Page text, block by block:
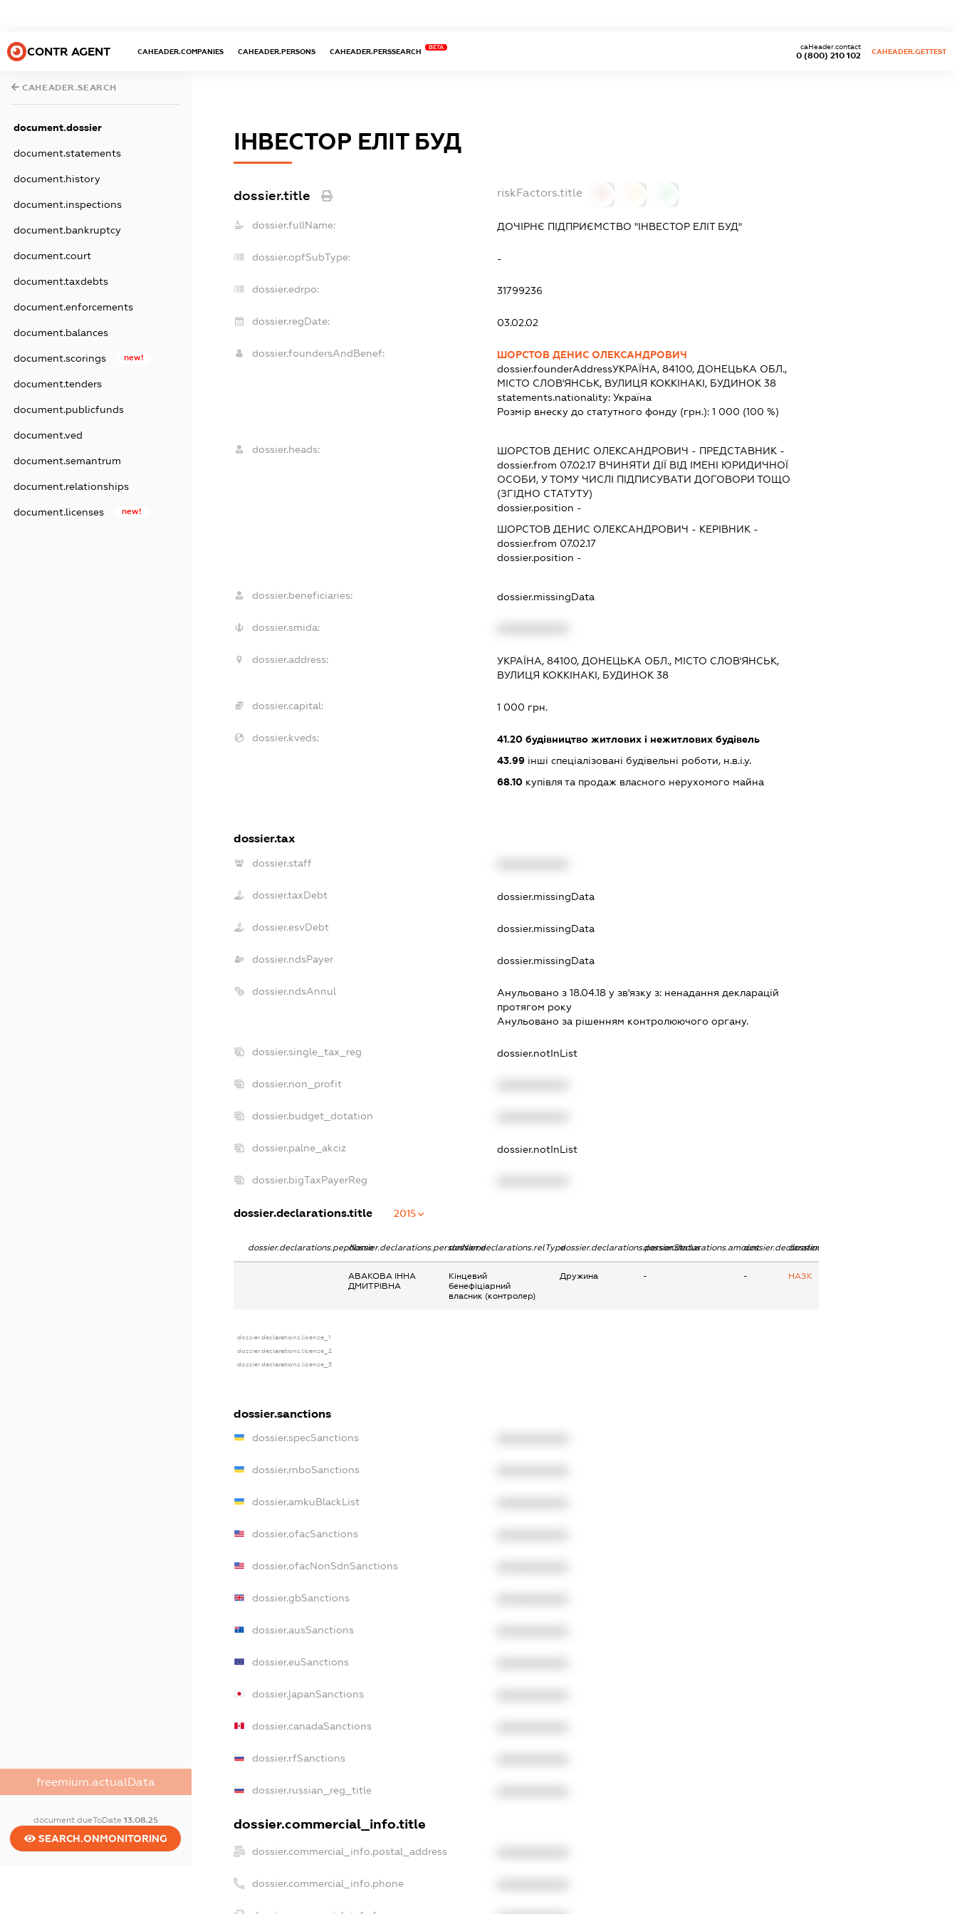
CONTR AGENT CAHEADER.COMPANIES CAHEADER.PERSONS CAHEADER.PERSSEARCH
BETA
0 (800) 210 102
caHeader.contact
CAHEADER.GETTEST
CAHEADER.SEARCH
document.dossier
document.statements
document.history
document.inspections
document.bankruptcy
document.court
document.taxdebts
document.enforcements
document.balances
document.scorings new!
document.tenders
document.publicfunds
document.ved
document.semantrum
document.relationships
document.licenses new!
freemium.actualData
document.dueToDate 13.08.25
SEARCH.ONMONITORING
ІНВЕСТОР ЕЛІТ БУД
dossier.title riskFactors.title
dossier.fullName: ДОЧІРНЄ ПІДПРИЄМСТВО "ІНВЕСТОР ЕЛІТ БУД"
dossier.opfSubType: -
dossier.edrpo: 31799236
dossier.regDate: 03.02.02
dossier.foundersAndBenef:
ШОРСТОВ ДЕНИС ОЛЕКСАНДРОВИЧ
dossier.founderAddressУКРАЇНА, 84100, ДОНЕЦЬКА ОБЛ.,
МІСТО СЛОВ'ЯНСЬК, ВУЛИЦЯ КОККІНАКІ, БУДИНОК 38
statements.nationality:Україна
Розмір внеску до статутного фонду (грн.):1 000 (100 %)
dossier.heads: ШОРСТОВ ДЕНИС ОЛЕКСАНДРОВИЧ - ПРЕДСТАВНИК -
dossier.from 07.02.17 ВЧИНЯТИ ДІЇ ВІД ІМЕНІ ЮРИДИЧНОЇ
ОСОБИ, У ТОМУ ЧИСЛІ ПІДПИСУВАТИ ДОГОВОРИ ТОЩО
(ЗГІДНО СТАТУТУ)
dossier.position -
ШОРСТОВ ДЕНИС ОЛЕКСАНДРОВИЧ - КЕРІВНИК -
dossier.from 07.02.17
dossier.position -
dossier.beneficiaries: dossier.missingData
dossier.smida:
dossier.address:
УКРАЇНА, 84100, ДОНЕЦЬКА ОБЛ., МІСТО СЛОВ'ЯНСЬК,
ВУЛИЦЯ КОККІНАКІ, БУДИНОК 38
dossier.capital: 1 000 грн.
dossier.kveds: 41.20 будівництво житлових і нежитлових будівель
43.99 інші спеціалізовані будівельні роботи, н.в.і.у.
68.10 купівля та продаж власного нерухомого майна
dossier.tax
dossier.staff
dossier.taxDebt dossier.missingData
dossier.esvDebt dossier.missingData
dossier.ndsPayer dossier.missingData
dossier.ndsAnnul Анульовано з 18.04.18 у зв'язку з: ненадання декларацiй
протягом року
Анульовано за рiшенням контролюючого органу.
dossier.single_tax_reg dossier.notInList
dossier.non_profit
dossier.budget_dotation
dossier.palne_akciz dossier.notInList
dossier.bigTaxPayerReg
dossier.declarations.title 2015
dossier.declarations.pepNamedossier.declarations.personNamedossier.declarations.relTypedossier.declarations.personStatusdossier.declarations.amountdossier.declarations.currency
dossier.declarations.source
АВАКОВА ІННА
ДМИТРІВНА
Кінцевий
бенефіціарний
власник (контролер)
Дружина - - НАЗК
dossier.declarations.license_1
dossier.declarations.license_2
dossier.declarations.license_3
dossier.sanctions
dossier.specSanctions
dossier.rnboSanctions
dossier.amkuBlackList
dossier.ofacSanctions
dossier.ofacNonSdnSanctions
dossier.gbSanctions
dossier.ausSanctions
dossier.euSanctions
dossier.japanSanctions
dossier.canadaSanctions
dossier.rfSanctions
dossier.russian_reg_title
dossier.commercial_info.title
dossier.commercial_info.postal_address
dossier.commercial_info.phone